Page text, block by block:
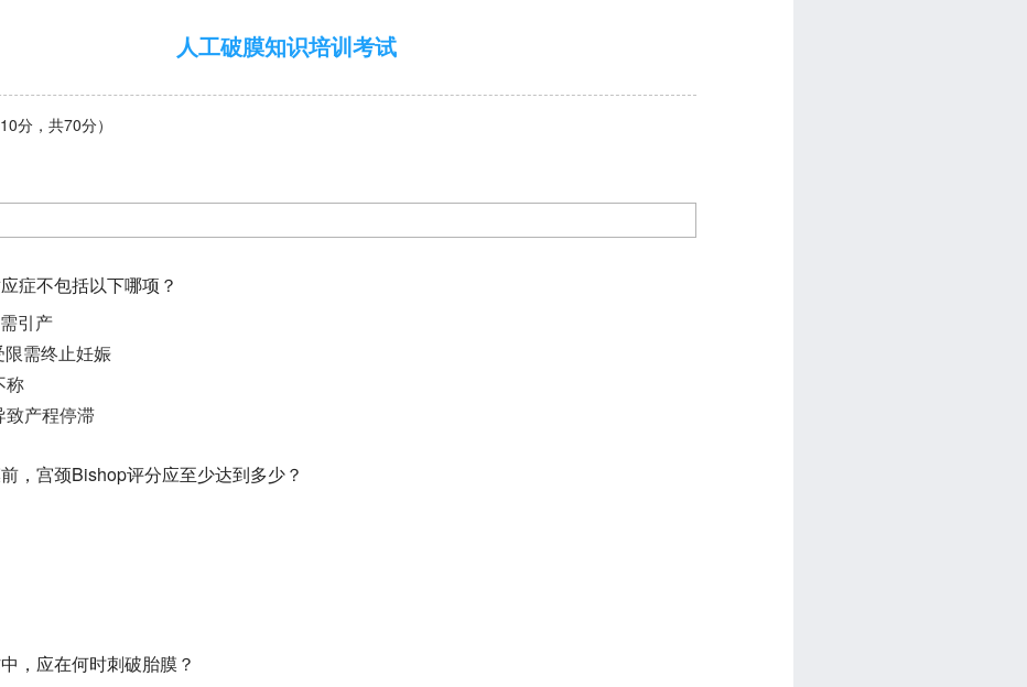
人工破膜知识培训考试
分，共70分）
症不包括以下哪项？
引产
需终止妊娠
称
致产程停滞
，宫颈Bishop评分应至少达到多少？
，应在何时刺破胎膜？